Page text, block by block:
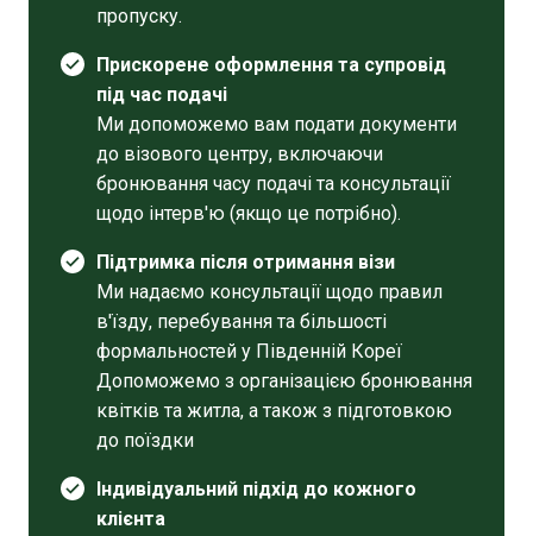
пропуску.
Прискорене оформлення та супровід
під час подачі
Ми допоможемо вам подати документи
до візового центру, включаючи
бронювання часу подачі та консультації
щодо інтерв'ю (якщо це потрібно).
Підтримка після отримання візи
Ми надаємо консультації щодо правил
в'їзду, перебування та більшості
формальностей у Південній Кореї
Допоможемо з організацією бронювання
квітків та житла, а також з підготовкою
до поїздки
Індивідуальний підхід до кожного
клієнта